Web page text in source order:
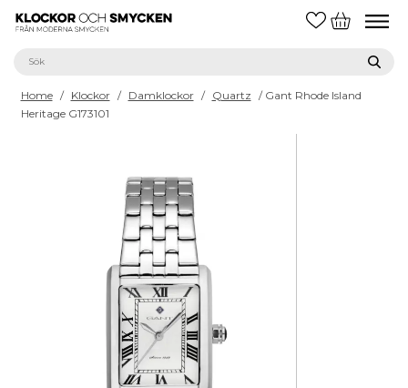
Home / Klockor / Damklockor / Quartz / Gant Rhode Island
Heritage G173101